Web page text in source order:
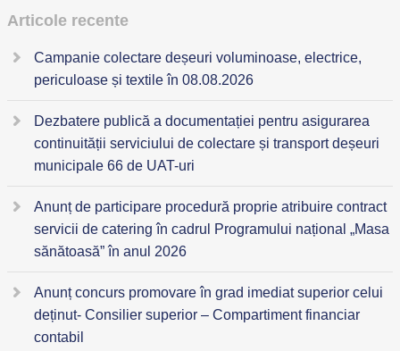
Articole recente
Campanie colectare deșeuri voluminoase, electrice,
periculoase și textile în 08.08.2026
Dezbatere publică a documentației pentru asigurarea
continuității serviciului de colectare și transport deșeuri
municipale 66 de UAT-uri
Anunț de participare procedură proprie atribuire contract
servicii de catering în cadrul Programului național „Masa
sănătoasă” în anul 2026
Anunț concurs promovare în grad imediat superior celui
deținut- Consilier superior – Compartiment financiar
contabil